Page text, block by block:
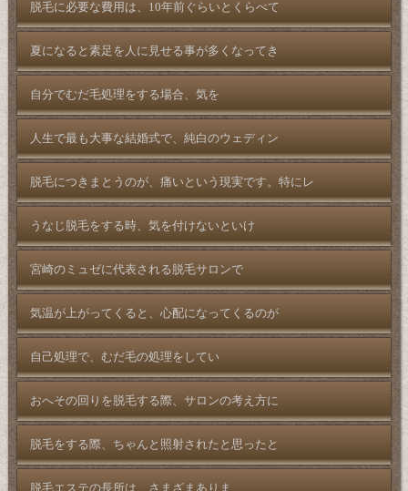
脱毛に必要な費用は、10年前ぐらいとくらべて
夏になると素足を人に見せる事が多くなってき
自分でむだ毛処理をする場合、気を
人生で最も大事な結婚式で、純白のウェディン
脱毛につきまとうのが、痛いという現実です。特にレ
うなじ脱毛をする時、気を付けないといけ
宮崎のミュゼに代表される脱毛サロンで
気温が上がってくると、心配になってくるのが
自己処理で、むだ毛の処理をしてい
おへその回りを脱毛する際、サロンの考え方に
脱毛をする際、ちゃんと照射されたと思ったと
脱毛エステの長所は、さまざまありま